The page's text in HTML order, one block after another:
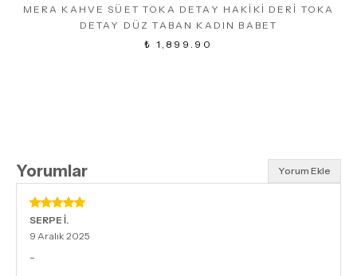
MERA KAHVE SÜET TOKA DETAY HAKİKİ DERİ TOKA
DETAY DÜZ TABAN KADIN BABET
₺ 1,899.90
Yorumlar Yorum Ekle
SERPE İ.
9 Aralık 2025
-